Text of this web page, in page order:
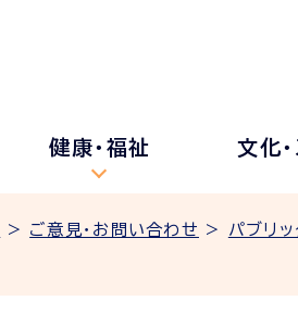
健康・福祉 文化
> ご意見・お問い合わせ > パブリッ